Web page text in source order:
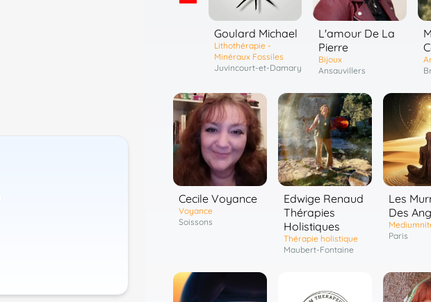
Goulard Michael
Lithothérapie -
Minéraux Fossiles
Juvincourt-et-Damary
L'amour De La
Pierre
Bijoux
Ansauvillers
Cecile Voyance
Voyance
Soissons
Edwige Renaud
Thérapies
Holistiques
Thérapie holistique
Maubert-Fontaine
Les
Des
Paris